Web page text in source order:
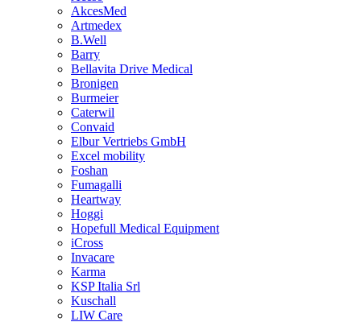
AkcesMed
Artmedex
B.Well
Barry
Bellavita Drive Medical
Bronigen
Burmeier
Caterwil
Convaid
Elbur Vertriebs GmbH
Excel mobility
Foshan
Fumagalli
Heartway
Hoggi
Hopefull Medical Equipment
iCross
Invacare
Karma
KSP Italia Srl
Kuschall
LIW Care